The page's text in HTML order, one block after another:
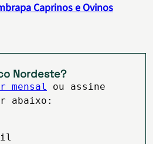
Caprinos e Ovinos
Nordeste?
mensal
ou assine
abaixo: